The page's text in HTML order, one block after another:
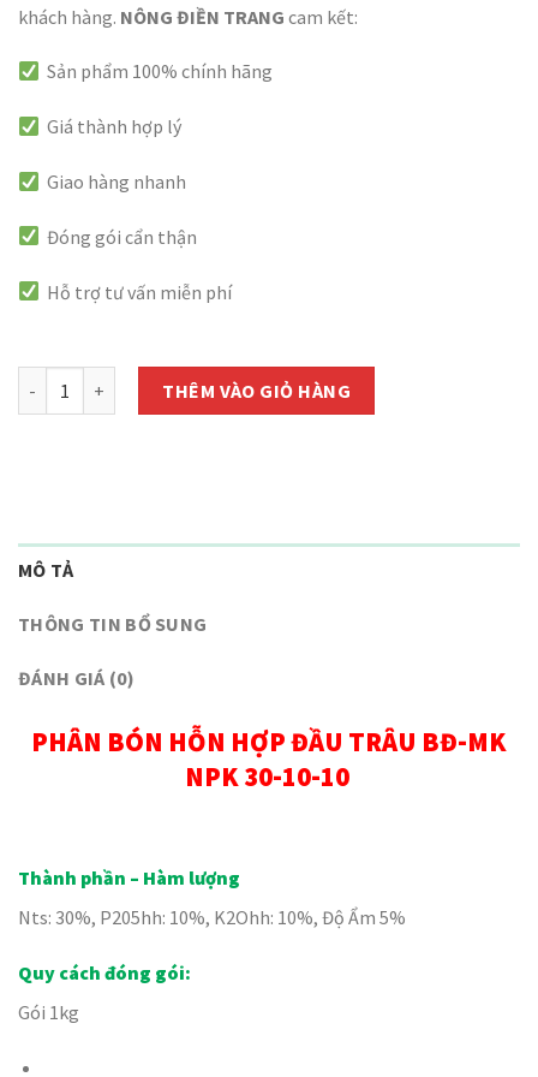
khách hàng. NÔNG ĐIỀN TRANG cam kết:
Sản phẩm 100% chính hãng
Giá thành hợp lý
Giao hàng nhanh
Đóng gói cẩn thận
Hỗ trợ tư vấn miễn phí
PHÂN BÓN HỖN HỢP ĐẦU TRÂU BĐ-MK NPK 30-10-10 - GÓI 1KG số
THÊM VÀO GIỎ HÀNG
MÔ TẢ
THÔNG TIN BỔ SUNG
ĐÁNH GIÁ (0)
PHÂN BÓN HỖN HỢP ĐẦU TRÂU BĐ-MK
NPK 30-10-10
Thành phần – Hàm lượng
Nts: 30%, P205hh: 10%, K2Ohh: 10%, Độ Ẩm 5%
Quy cách đóng gói:
Gói 1kg